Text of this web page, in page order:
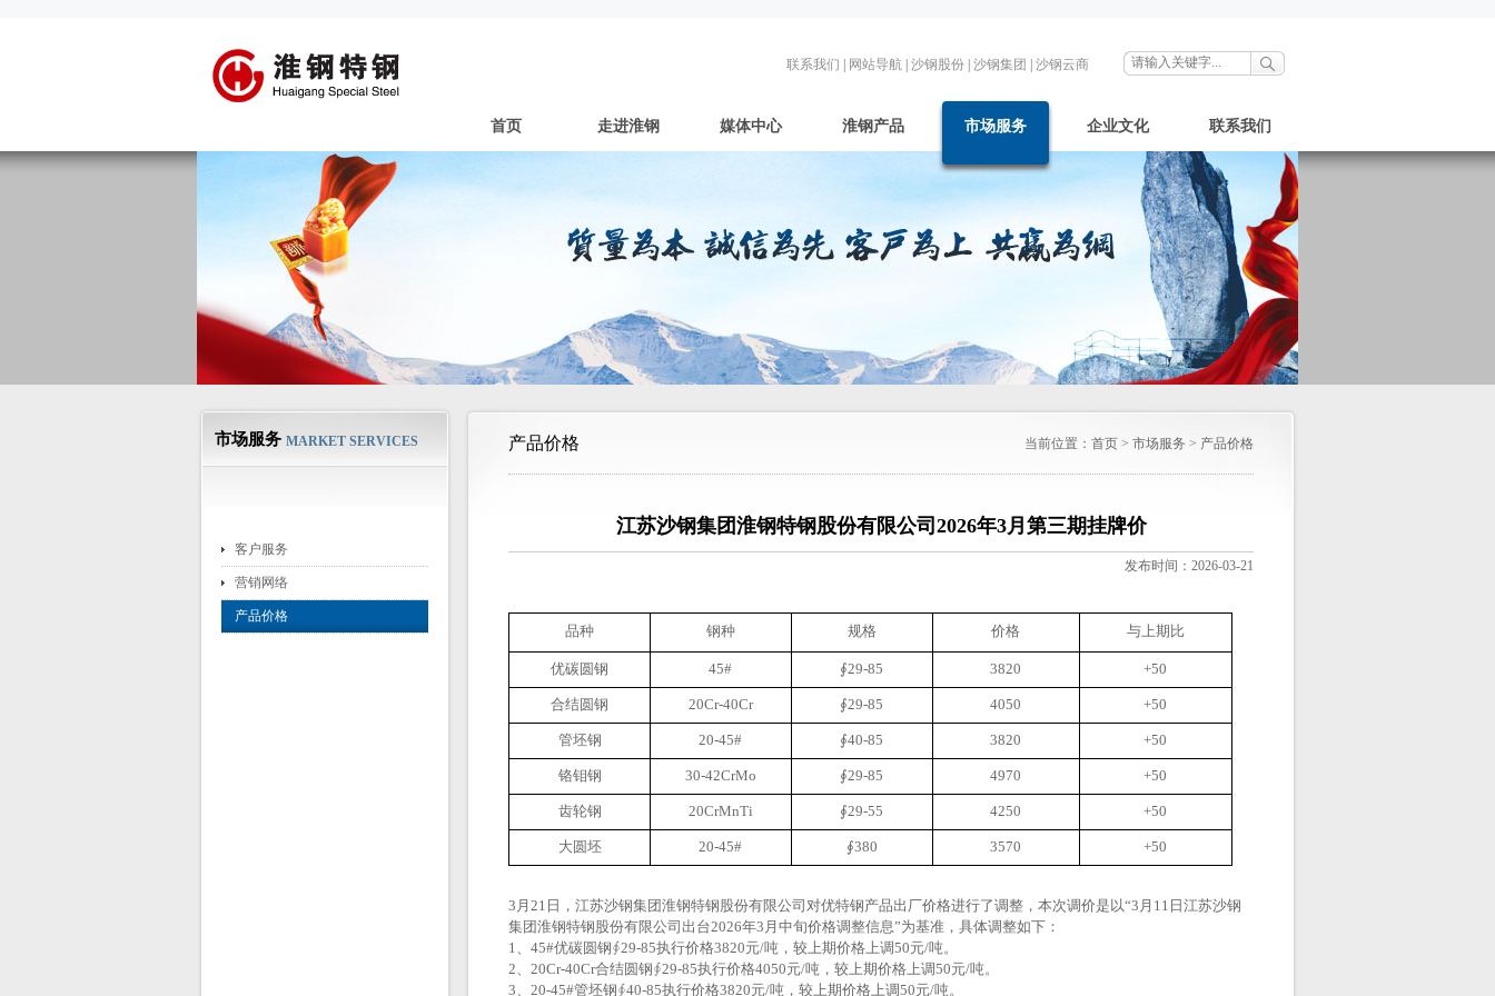
联系我们 网站导航 沙钢股份 沙钢集团 沙钢云商
首页 走进淮钢 媒体中心 淮钢产品 市场服务 企业文化 联系我们
市场服务 MARKET SERVICES
客户服务
营销网络
产品价格
当前位置： 首页 > 市场服务 > 产品价格
产品价格
江苏沙钢集团淮钢特钢股份有限公司2026年3月第三期挂牌价
发布时间：2026-03-21
品种 钢种 规格 价格 与上期比
优碳圆钢 45# ∮29-85 3820 +50
合结圆钢 20Cr-40Cr ∮29-85 4050 +50
管坯钢 20-45# ∮40-85 3820 +50
铬钼钢 30-42CrMo ∮29-85 4970 +50
齿轮钢 20CrMnTi ∮29-55 4250 +50
大圆坯 20-45# ∮380 3570 +50
3月21日，江苏沙钢集团淮钢特钢股份有限公司对优特钢产品出厂价格进行了调整，本次调价是以“3月11日江苏沙钢
集团淮钢特钢股份有限公司出台2026年3月中旬价格调整信息”为基准，具体调整如下：
1、 45#优碳圆钢∮29-85执行价格3820元/吨，较上期价格上调50元/吨。
2、 20Cr-40Cr合结圆钢∮29-85执行价格4050元/吨，较上期价格上调50元/吨。
3、20-45#管坯钢∮40-85执行价格3820元/吨，较上期价格上调50元/吨。